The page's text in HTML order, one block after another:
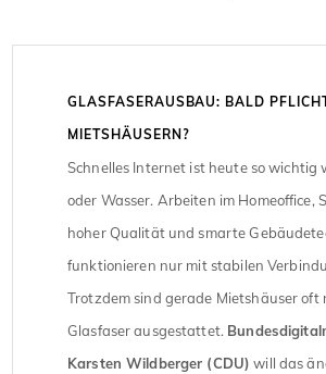
GLASFASERAUSBAU: BALD
MIETSHÄUSERN?
Schnelles Internet ist heute so wichtig
oder Wasser. Arbeiten im Homeoffice,
hoher Qualität und smarte
funktionieren nur mit stabilen
Trotzdem sind gerade Mietshäuser oft
Glasfaser ausgestattet.
Karsten Wildberger (CDU) will das